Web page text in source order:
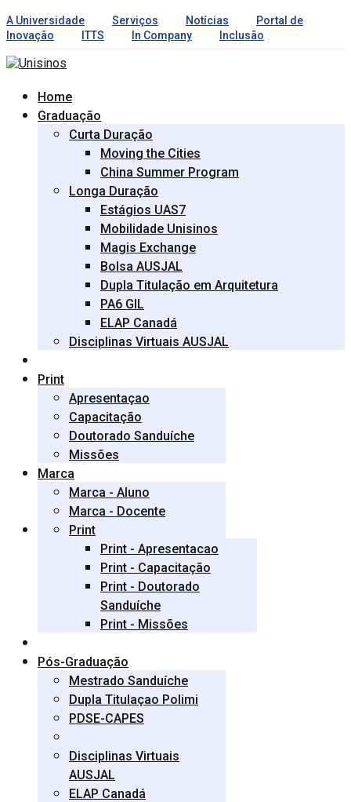
A Universidade Serviços Notícias
Portal de
Inovação
ITTS In Company Inclusão
Home
Graduação
Curta Duração
Moving the Cities
China Summer Program
Longa Duração
Estágios UAS7
Mobilidade Unisinos
Magis Exchange
Bolsa AUSJAL
Dupla Titulação em Arquitetura
PA6 GIL
ELAP Canadá
Disciplinas Virtuais AUSJAL
Print
Apresentaçao
Capacitação
Doutorado Sanduíche
Missões
Marca
Marca - Aluno
Marca - Docente
Print
Print - Apresentacao
Print - Capacitação
Print - Doutorado
Sanduíche
Print - Missões
Pós-Graduação
Mestrado Sanduíche
Dupla Titulaçao Polimi
PDSE-CAPES
Disciplinas Virtuais
AUSJAL
ELAP Canadá